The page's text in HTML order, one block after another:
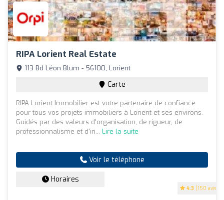
RIPA Lorient Real Estate
4.3 (150 avis)
113 Bd Léon Blum - 56100, Lorient
Carte
RIPA Lorient Immobilier est votre partenaire de confiance
pour tous vos projets immobiliers à Lorient et ses environs.
Guidés par des valeurs d'organisation, de rigueur, de
professionnalisme et d'in... Lire la suite
Voir le téléphone
Horaires